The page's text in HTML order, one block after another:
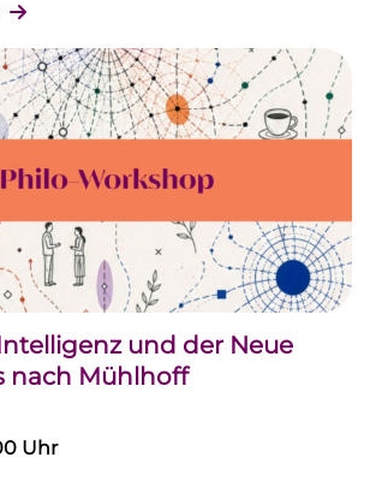
und der Neue
nach Mühlhoff
Uhr